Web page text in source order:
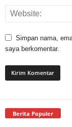
Simpan nama,
saya berkomentar.
Berita Populer